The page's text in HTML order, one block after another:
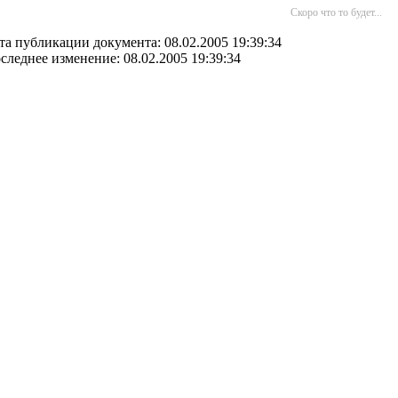
Скоро что то будет...
публикации документа: 08.02.2005 19:39:34
изменение: 08.02.2005 19:39:34